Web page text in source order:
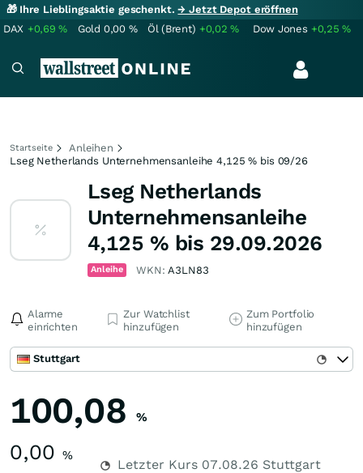
🎁 Ihre Lieblingsaktie geschenkt.→ Jetzt Depot eröffnen
DAX +0,69% Gold 0,00 % Öl (Brent) +0,02% Dow Jones +0,25%
Startseite
Anleihen
Lseg Netherlands Unternehmensanleihe 4,125 % bis 09/26
Lseg Netherlands
Unternehmensanleihe
4,125 % bis 29.09.2026
Anleihe WKN:A3LN83
Alarme
einrichten
Zur Watchlist
hinzufügen
Zum Portfolio
hinzufügen
Stuttgart
100,08 %
0,00 %
Letzter Kurs 07.08.26 Stuttgart